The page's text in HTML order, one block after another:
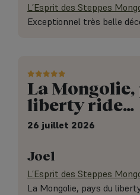
L’Esprit des Steppes
Exceptionnel très belle
La Mongolie,
liberty ride…
26 juillet 2026
Joel
L’Esprit des Steppes
La Mongolie, pays du